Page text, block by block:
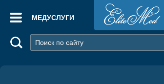
МЕДУСЛУГИ